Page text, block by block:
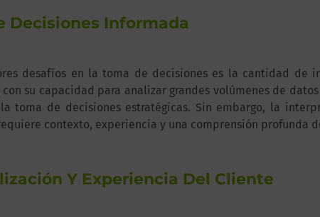
Decisiones Informada
desafíos en la toma de decisiones es la cantidad de
con su capacidad para analizar grandes volúmenes de
toma de decisiones estratégicas. Sin embargo, la
contexto, experiencia y una comprensión profunda
Y Experiencia Del Cliente